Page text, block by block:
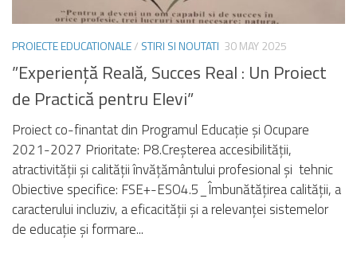
PROIECTE EDUCATIONALE/ STIRI SI NOUTATI 30 MAY 2025
”Experiență Reală, Succes Real : Un Proiect
de Practică pentru Elevi”
Proiect co-finantat din Programul Educație și Ocupare
2021-2027 Prioritate: P8.Creșterea accesibilității,
atractivității și calității învățământului profesional și tehnic
Obiective specifice: FSE+-ESO4.5_Îmbunătățirea calității, a
caracterului incluziv, a eficacității și a relevanței sistemelor
de educație și formare...